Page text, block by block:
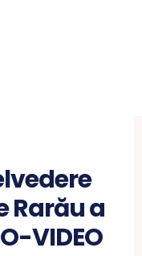
Rarău a
VIDEO